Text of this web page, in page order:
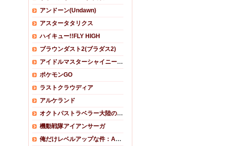
アンドーン(Undawn)
アスタータタリクス
ハイキュー!!FLY HIGH
ブラウンダスト2(ブラダス2)
アイドルマスターシャイニーカラーズ(シャニマス)
ポケモンGO
ラストクラウディア
アルケランド
オクトパストラベラー大陸の覇者
機動戦隊アイアンサーガ
俺だけレベルアップな件：ARISE